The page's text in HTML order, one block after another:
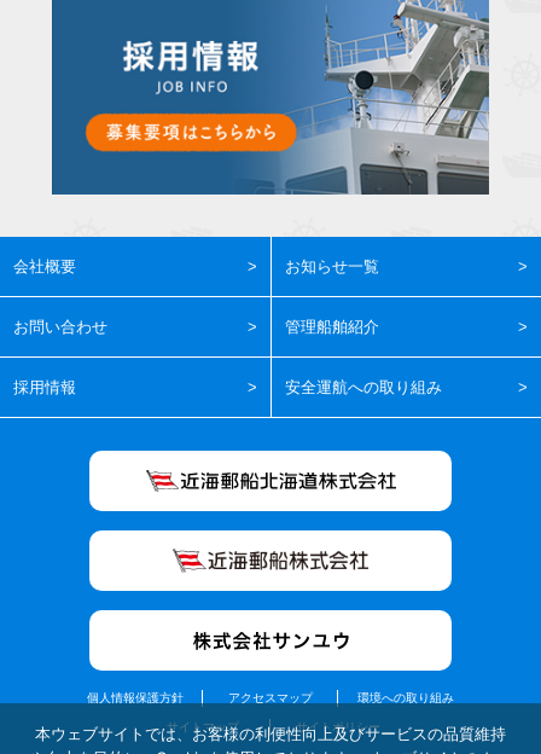
会社概要 お知らせ一覧
お問い合わせ 管理船舶紹介
採用情報 安全運航への取り組み
個人情報保護方針 アクセスマップ 環境への取り組み
サイトマップ サイトポリシー
本ウェブサイトでは、お客様の利便性向上及びサービスの品質維持